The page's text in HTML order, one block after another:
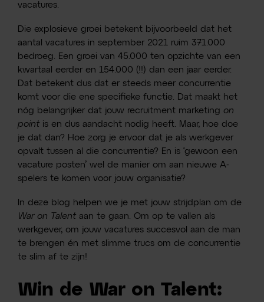
vacatures.
Die explosieve groei betekent bijvoorbeeld dat het
aantal vacatures in september 2021 ruim 371.000
bedroeg. Een groei van 45.000 ten opzichte van een
kwartaal eerder en 154.000 (!!) dan een jaar eerder.
Dat betekent dus dat er steeds meer concurrentie
komt voor die ene specifieke functie. Dat maakt het
nóg belangrijker dat jouw recruitment marketingon
point is en dus aandacht nodig heeft. Maar, hoe doe
je dat dan? Hoe zorg je ervoor dat je als werkgever
opvalt tussen al die concurrentie? En is ‘gewoon een
vacature posten’ wel de manier om aan nieuwe A-
spelers te komen voor jouw organisatie?
In deze blog helpen we je met jouw strijdplan om de
War on Talent aan te gaan. Om op te vallen als
werkgever, om jouw vacatures succesvol aan de man
te brengen én met slimme trucs om de concurrentie
te slim af te zijn!
Win de War on Talent: